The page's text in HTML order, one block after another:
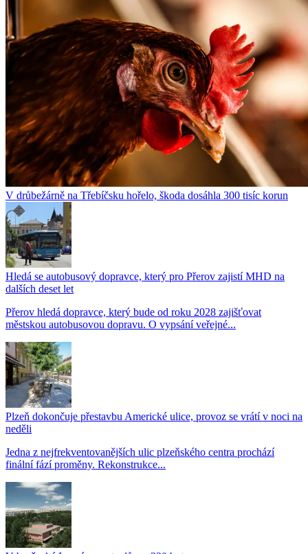
V drůbežárně na Třebíčsku hořelo, škoda dosáhla 300 tisíc korun
Hledá se autobusový dopravce, který pro Přerov zajistí MHD na
dalších deset let
Přerov hledá dopravce, který bude od roku 2028 zajišťovat
městskou autobusovou dopravu. O vypsání veřejné...
Plzeň dokončuje přestavbu Americké ulice, provoz se vrátí v noci na
neděli
Jedna z nejfrekventovanějších ulic plzeňského centra prochází
finální fází proměny. Rekonstrukce...